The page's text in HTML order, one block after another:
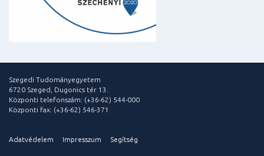
Szegedi Tudományegyetem
6720 Szeged, Dugonics tér 13.
Központi telefonszám: (+36-62) 544-000
Központi fax: (+36-62) 546-371
Adatvédelem Impresszum Segítség